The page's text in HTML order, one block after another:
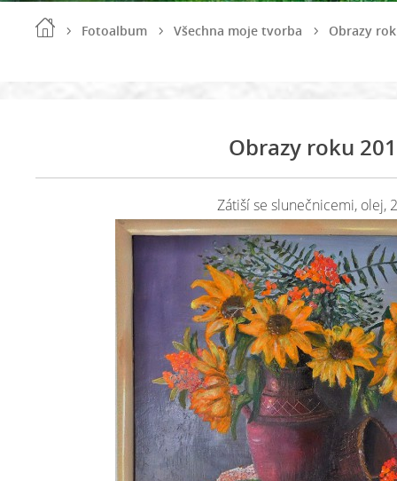
Fotoalbum Všechna moje tvorba Obrazy
Obrazy roku
Zátiší se slunečnicemi, olej,